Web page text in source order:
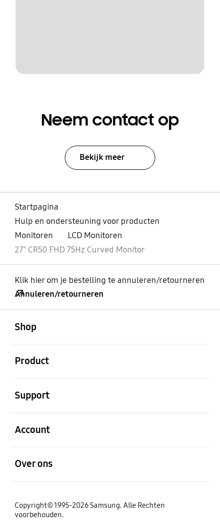
Neem contact op
Bekijk meer
Startpagina
Hulp en ondersteuning voor producten
Monitoren
LCD Monitoren
27" CR50 FHD 75Hz Curved Monitor
Klik hier om je bestelling te annuleren/retourneren
Annuleren/retourneren
Shop
Product
Support
Account
Over ons
Copyright© 1995-2026 Samsung. Alle Rechten
voorbehouden.